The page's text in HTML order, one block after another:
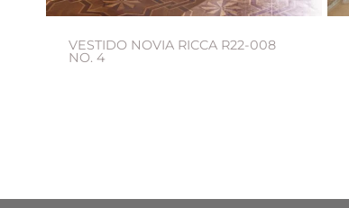
VESTIDO NOVIA RICCA R22-008
NO. 4